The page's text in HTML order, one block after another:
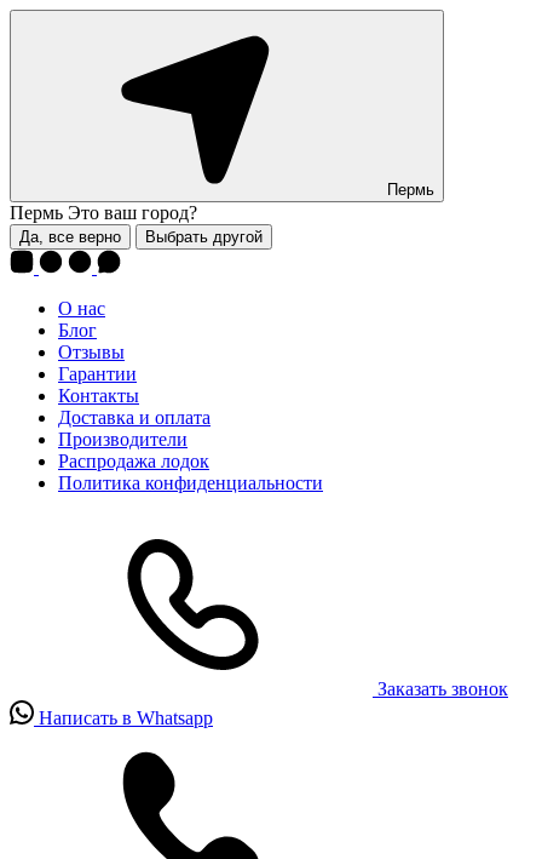
Пермь
Пермь Это ваш город?
Да, все верно Выбрать другой
О нас
Блог
Отзывы
Гарантии
Контакты
Доставка и оплата
Производители
Распродажа лодок
Политика конфиденциальности
Заказать звонок
Написать в Whatsapp